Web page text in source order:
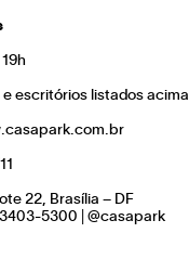
escritórios listados acima
22, Brasília – DF
5300 | @casapark